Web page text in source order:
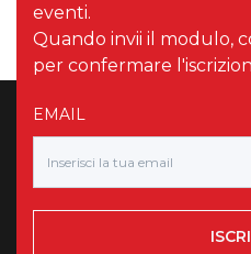
eventi.
Quando invii il modulo,
per confermare
EMAIL